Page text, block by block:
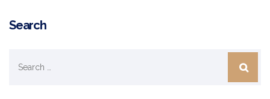
Search